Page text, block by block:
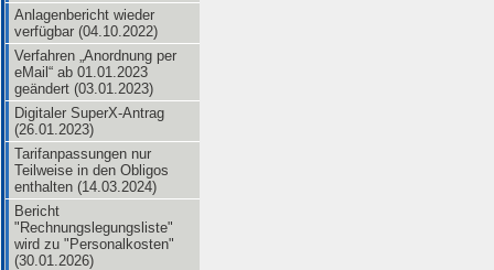
Anlagenbericht wieder
verfügbar (04.10.2022)
Verfahren „Anordnung per
eMail“ ab 01.01.2023
geändert (03.01.2023)
Digitaler SuperX-Antrag
(26.01.2023)
Tarifanpassungen nur
Teilweise in den Obligos
enthalten (14.03.2024)
Bericht
"Rechnungslegungsliste"
wird zu "Personalkosten"
(30.01.2026)